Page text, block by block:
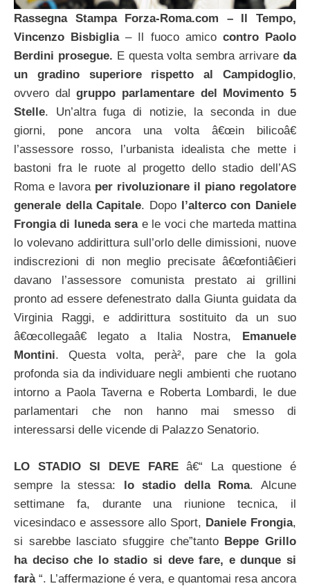
Rassegna Stampa Forza-Roma.com – Il Tempo,
Vincenzo Bisbiglia– Il fuoco amico contro Paolo
Berdini prosegue. E questa volta sembra arrivareda
un gradino superiore rispetto al Campidoglio,
ovvero dalgruppo parlamentare del Movimento 5
Stelle. Un’altra fuga di notizie, la seconda in due
giorni, pone ancora una volta â€œin bilicoâ€
l’assessore rosso, l’urbanista idealista che mette i
bastoni fra le ruote al progetto dello stadio dell’AS
Roma e lavora per rivoluzionare il piano regolatore
generale della Capitale. Dopo l’alterco con Daniele
Frongia di luneda serae le voci che marteda mattina
lo volevano addirittura sull’orlo delle dimissioni, nuove
indiscrezioni di non meglio precisate â€œfontiâ€ieri
davano l’assessore comunista prestato ai grillini
pronto ad essere defenestrato dalla Giunta guidata da
Virginia Raggi, e addirittura sostituito da un suo
â€œcollegaâ€ legato a Italia Nostra, Emanuele
Montini. Questa volta, perà², pare che la gola
profonda sia da individuare negli ambienti che ruotano
intorno a Paola Taverna e Roberta Lombardi, le due
parlamentari che non hanno mai smesso di
interessarsi delle vicende di Palazzo Senatorio.
LO STADIO SI DEVE FAREâ€“ La questione é
sempre la stessa: lo stadio della Roma. Alcune
settimane fa, durante una riunione tecnica, il
vicesindaco e assessore allo Sport, Daniele Frongia,
si sarebbe lasciato sfuggire che”tanto Beppe Grillo
ha deciso che lo stadio si deve fare, e dunque si
farà “. L’affermazione é vera, e quantomai resa ancora